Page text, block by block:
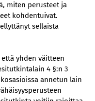
miten perusteet ja
kohdentuivat.
sellaista
yhden väitteen
4 §:n 3
annetun lain